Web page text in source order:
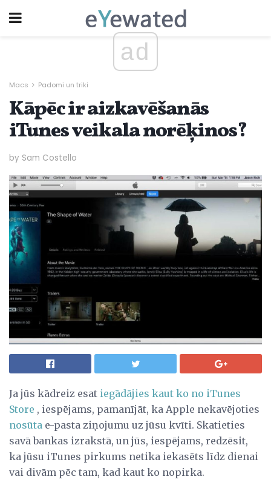
ad
Macs Padomi un triki
Kāpēc ir aizkavēšanās
iTunes veikala norēķinos?
by Sam Costello
Ja jūs kādreiz esat iegādājies kaut ko no iTunes
Store , iespējams, pamanījāt, ka Apple nekavējoties
nosūta e-pasta ziņojumu uz jūsu kvīti. Skatieties
savā bankas izrakstā, un jūs, iespējams, redzēsit,
ka jūsu iTunes pirkums netika iekasēts līdz dienai
vai divām pēc tam, kad kaut ko nopirka.